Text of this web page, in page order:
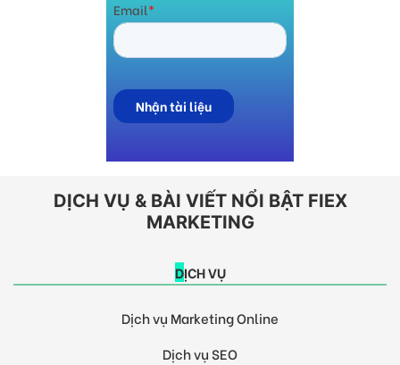
DỊCH VỤ & BÀI VIẾT NỔI BẬT FIEX
MARKETING
DỊCH VỤ
Dịch vụ Marketing Online
Dịch vụ SEO